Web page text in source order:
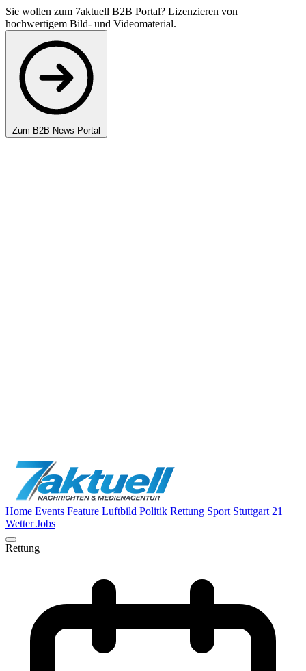
Sie wollen zum 7aktuell B2B Portal? Lizenzieren von
hochwertigem Bild- und Videomaterial.
Zum B2B News-Portal
Home Events Feature Luftbild Politik Rettung Sport Stuttgart 21
WetterJobs
Rettung